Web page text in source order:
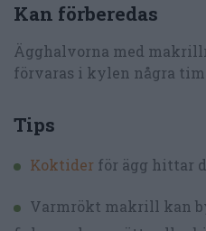
Kan förberedas
Ägghalvorna med
förvaras i kylen några
Tips
Koktider för ägg hittar
Varmrökt makrill kan